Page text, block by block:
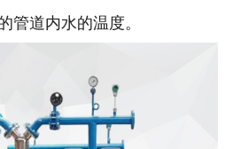
道内水的温度。